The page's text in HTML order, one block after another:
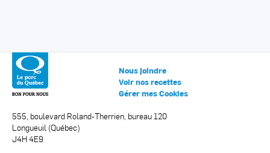
555, boulevard Roland-Therrien, bureau 120
Longueuil (Québec)
J4H 4E9
Nous joindre
Voir nos recettes
Gérer mes Cookies